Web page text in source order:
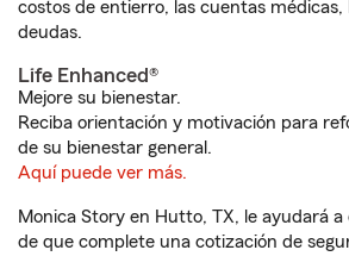
costos de entierro, las cuentas
deudas.
Life Enhanced®
Mejore su bienestar.
Reciba orientación y motivación para
de su bienestar general.
Aquí puede ver más.
Monica Story en Hutto, TX, le ayudará
de que complete una cotización de